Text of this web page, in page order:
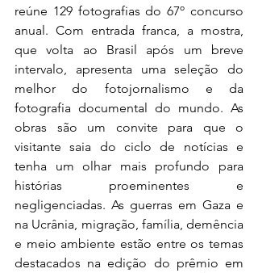
reúne 129 fotografias do 67º concurso
anual. Com entrada franca, a mostra,
que volta ao Brasil após um breve
intervalo, apresenta uma seleção do
melhor do fotojornalismo e da
fotografia documental do mundo. As
obras são um convite para que o
visitante saia do ciclo de notícias e
tenha um olhar mais profundo para
histórias proeminentes e
negligenciadas. As guerras em Gaza e
na Ucrânia, migração, família, demência
e meio ambiente estão entre os temas
destacados na edição do prêmio em